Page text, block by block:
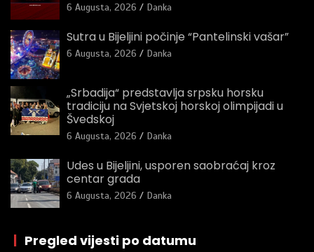
6 Augusta, 2026 Danka
Sutra u Bijeljini počinje “Pantelinski vašar”
6 Augusta, 2026 Danka
„Srbadija“ predstavlja srpsku horsku
tradiciju na Svjetskoj horskoj olimpijadi u
Švedskoj
6 Augusta, 2026 Danka
Udes u Bijeljini, usporen saobraćaj kroz
centar grada
6 Augusta, 2026 Danka
| Pregled vijesti po datumu